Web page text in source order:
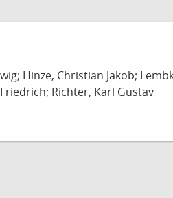
Hinze, Christian Jakob;
Richter, Karl Gustav